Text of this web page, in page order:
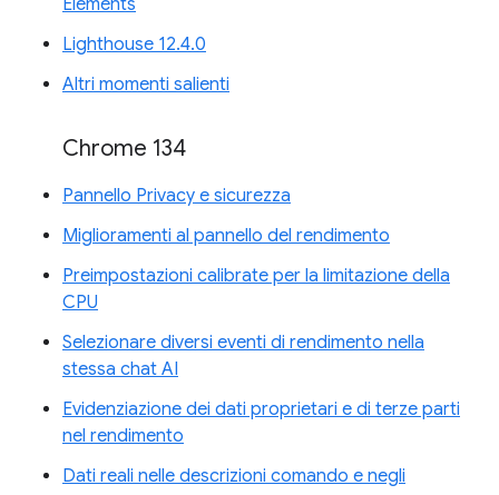
Elements
Lighthouse 12.4.0
Altri momenti salienti
Chrome 134
Pannello Privacy e sicurezza
Miglioramenti al pannello del rendimento
Preimpostazioni calibrate per la limitazione della
CPU
Selezionare diversi eventi di rendimento nella
stessa chat AI
Evidenziazione dei dati proprietari e di terze parti
nel rendimento
Dati reali nelle descrizioni comando e negli